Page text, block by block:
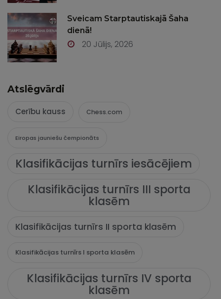
Sveicam Starptautiskajā Šaha
dienā!
20 Jūlijs, 2026
Atslēgvārdi
Cerību kauss Chess.com
Eiropas jauniešu čempionāts
Klasifikācijas turnīrs iesācējiem
Klasifikācijas turnīrs III sporta
klasēm
Klasifikācijas turnīrs II sporta klasēm
Klasifikācijas turnīrs I sporta klasēm
Klasifikācijas turnīrs IV sporta
klasēm